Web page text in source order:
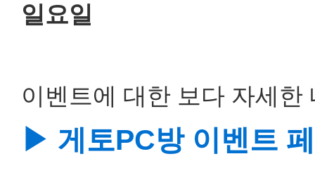
일요일
이벤트에 대한 보다 자세
▶ 게토PC방 이벤트